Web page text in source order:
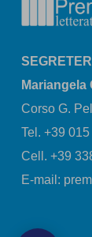
Mariangela
Corso G.
Tel. +39
Cell. +39
E-mail: